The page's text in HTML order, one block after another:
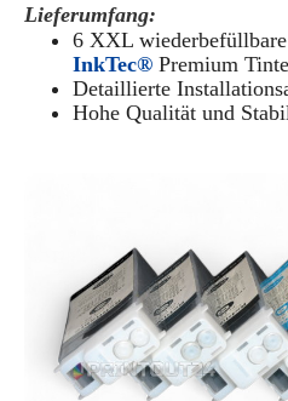
Lieferumfang:
6 XXL
InkTec® Premium
Detaillierte
Hohe Qualität und